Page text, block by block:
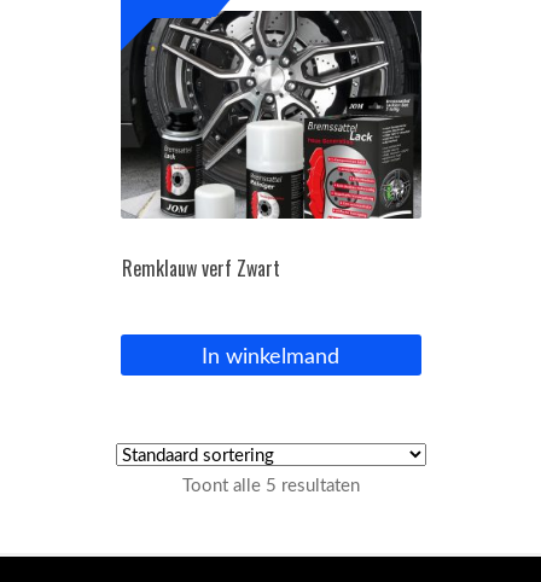
Remklauw verf Zwart
In winkelmand
Toont alle 5 resultaten